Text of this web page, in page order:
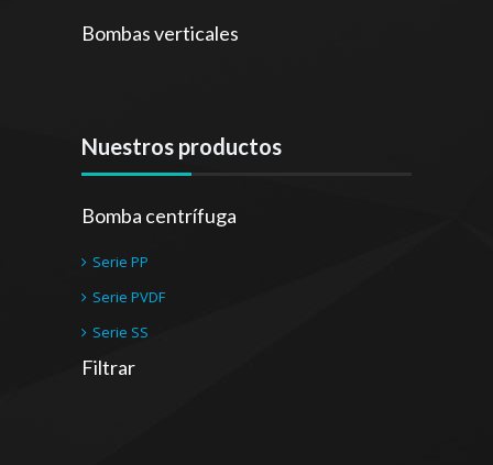
Bombas verticales
Nuestros productos
Bomba centrífuga
Serie PP
Serie PVDF
Serie SS
Filtrar